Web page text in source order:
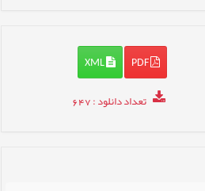
PDF
XML
تعداد دانلود: 647